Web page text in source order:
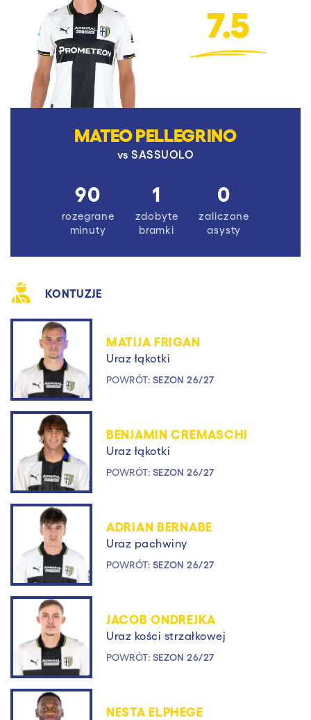
7.5
MATEO PELLEGRINO
vsSASSUOLO
90
rozegrane
minuty
1
zdobyte
bramki
0
zaliczone
asysty
KONTUZJE
MATIJA FRIGAN
Uraz łąkotki
POWRÓT: SEZON 26/27
BENJAMIN CREMASCHI
Uraz łąkotki
POWRÓT: SEZON 26/27
ADRIAN BERNABE
Uraz pachwiny
POWRÓT: SEZON 26/27
JACOB ONDREJKA
Uraz kości strzałkowej
POWRÓT: SEZON 26/27
NESTA ELPHEGE